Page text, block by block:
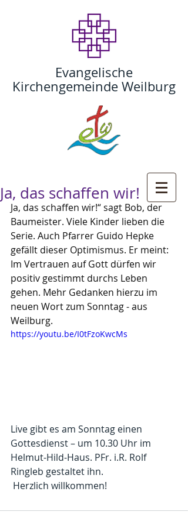
Evangelische
Kirchengemeinde Weilburg
Ja, das schaffen wir!
Ja, das schaffen wir!“ sagt Bob, der
Baumeister. Viele Kinder lieben die
Serie. Auch Pfarrer Guido Hepke
gefällt dieser Optimismus. Er meint:
Im Vertrauen auf Gott dürfen wir
positiv gestimmt durchs Leben
gehen. Mehr Gedanken hierzu im
neuen Wort zum Sonntag - aus
Weilburg.
https://youtu.be/I0tFzoKwcMs
Live gibt es am Sonntag einen
Gottesdienst – um 10.30 Uhr im
Helmut-Hild-Haus. PFr. i.R. Rolf
Ringleb gestaltet ihn.
Herzlich willkommen!